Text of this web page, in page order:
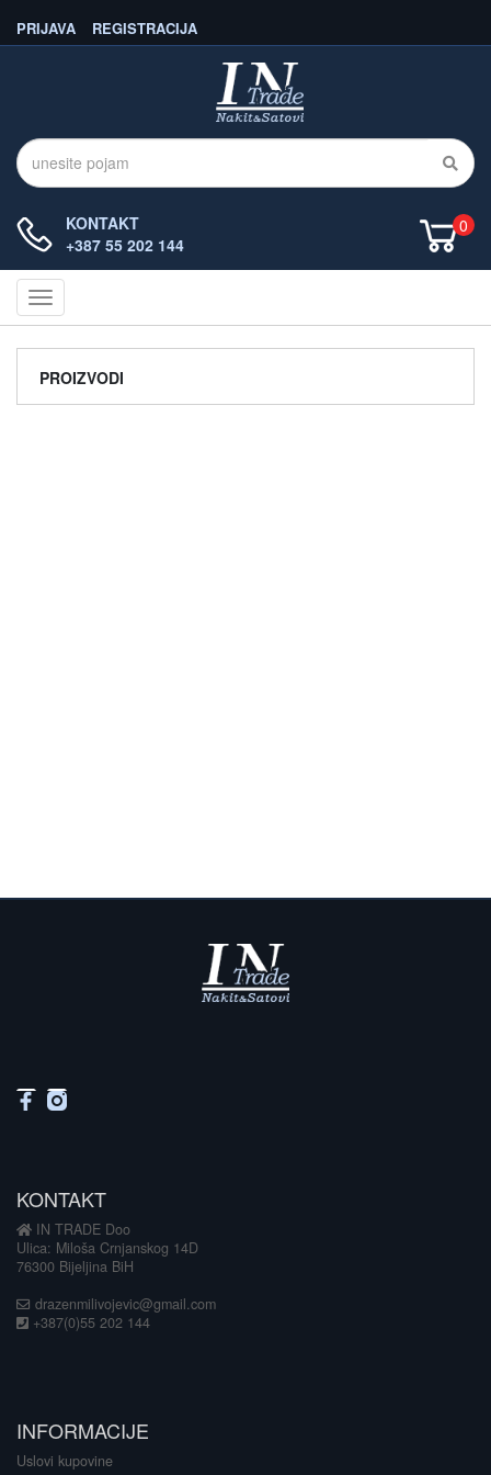
REGISTRACIJA
PRIJAVA
KONTAKT
+387 55 202 144
0
Navigacija
PROIZVODI
KONTAKT
IN TRADE Doo
Ulica: Miloša Crnjanskog 14D
76300 Bijeljina BiH
drazenmilivojevic@gmail.com
+387(0)55 202 144
INFORMACIJE
Uslovi kupovine